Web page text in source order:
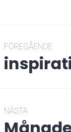
FÖREGÅENDE
Föregående
NÄSTA
Nästa